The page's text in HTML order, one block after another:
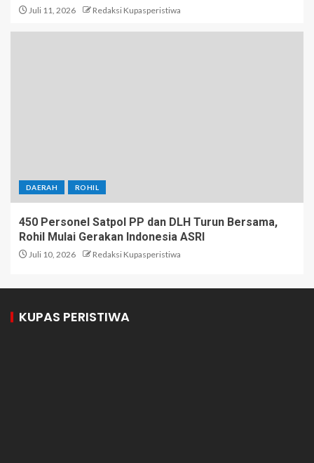
Juli 11, 2026 Redaksi Kupasperistiwa
DAERAH ROHIL
450 Personel Satpol PP dan DLH Turun Bersama,
Rohil Mulai Gerakan Indonesia ASRI
Juli 10, 2026 Redaksi Kupasperistiwa
KUPAS PERISTIWA